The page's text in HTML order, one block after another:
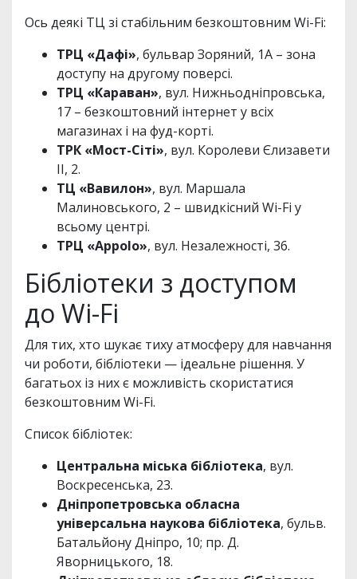
Ось деякі ТЦ зі стабільним безкоштовним Wi-Fi:
ТРЦ «Дафі», бульвар Зоряний, 1А – зона
доступу на другому поверсі.
ТРЦ «Караван», вул. Нижньодніпровська,
17 – безкоштовний інтернет у всіх
магазинах і на фуд-корті.
ТРК «Мост-Сіті», вул. Королеви Єлизавети
ІІ, 2.
ТЦ «Вавилон», вул. Маршала
Малиновського, 2 – швидкісний Wi-Fi у
всьому центрі.
ТРЦ «Appolo», вул. Незалежності, 36.
Бібліотеки з доступом
до Wi-Fi
Для тих, хто шукає тиху атмосферу для навчання
чи роботи, бібліотеки — ідеальне рішення. У
багатьох із них є можливість скористатися
безкоштовним Wi-Fi.
Список бібліотек:
Центральна міська бібліотека, вул.
Воскресенська, 23.
Дніпропетровська обласна
універсальна наукова бібліотека, бульв.
Батальйону Дніпро, 10; пр. Д.
Яворницького, 18.